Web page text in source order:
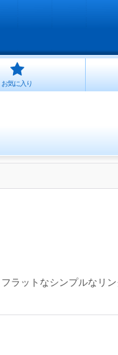
お気に入り
ラットなシンプルなリ